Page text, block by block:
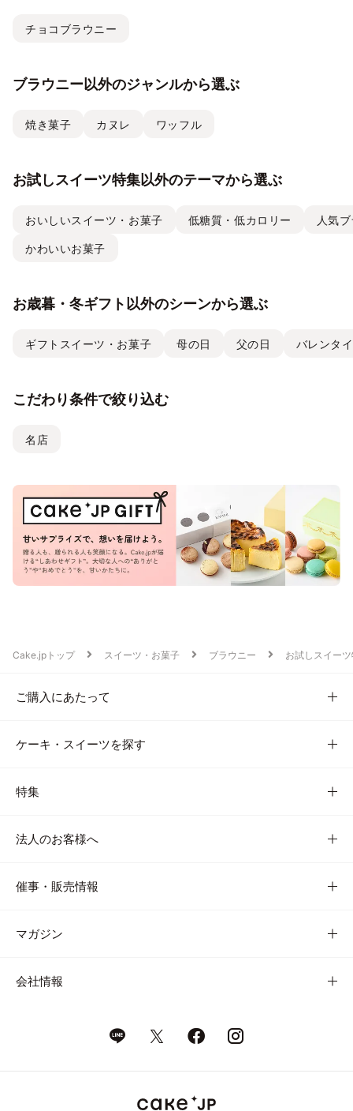
チョコブラウニー
ブラウニー以外のジャンルから選ぶ
焼き菓子 カヌレ ワッフル
お試しスイーツ特集以外のテーマから選ぶ
おいしいスイーツ・お菓子 低糖質・低カロリー 人気
かわいいお菓子
お歳暮・冬ギフト以外のシーンから選ぶ
ギフトスイーツ・お菓子 母の日 父の日 バレンタ
こだわり条件で絞り込む
名店
Cake.jpトップ スイーツ・お菓子 ブラウニー お試しスイー
ご購入にあたって
ケーキ・スイーツを探す
特集
法人のお客様へ
催事・販売情報
マガジン
会社情報